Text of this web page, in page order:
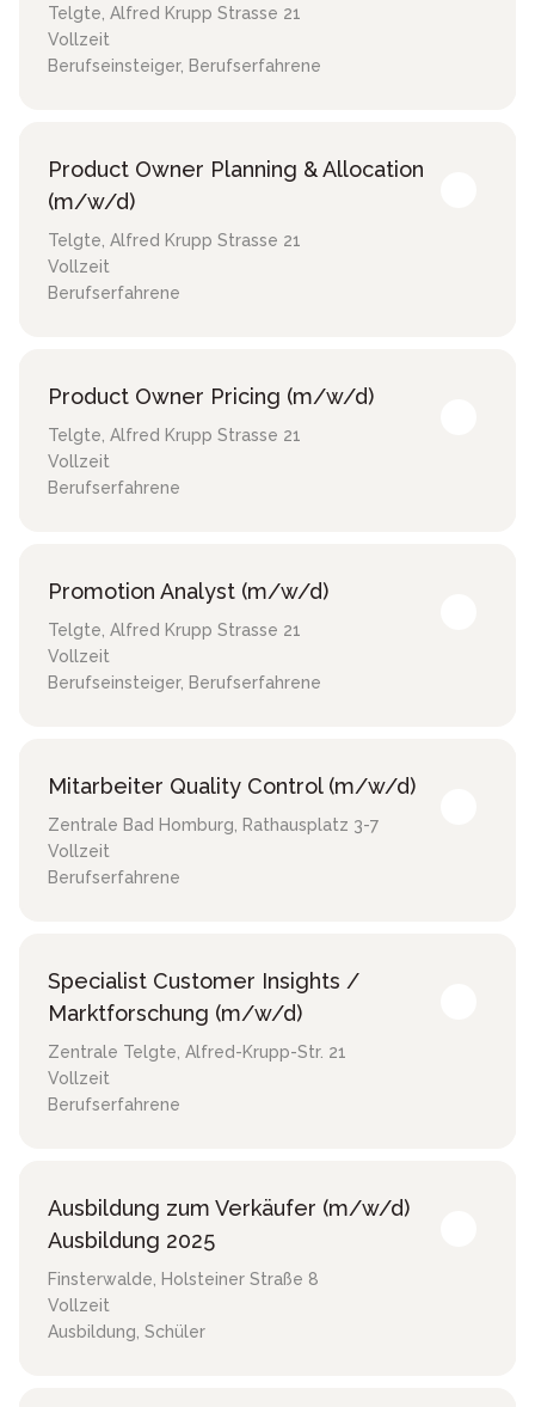
Telgte, Alfred Krupp Strasse 21
Vollzeit
Berufseinsteiger, Berufserfahrene
Product Owner Planning & Allocation
(m/w/d)
Telgte, Alfred Krupp Strasse 21
Vollzeit
Berufserfahrene
Product Owner Pricing (m/w/d)
Telgte, Alfred Krupp Strasse 21
Vollzeit
Berufserfahrene
Promotion Analyst (m/w/d)
Telgte, Alfred Krupp Strasse 21
Vollzeit
Berufseinsteiger, Berufserfahrene
Mitarbeiter Quality Control (m/w/d)
Zentrale Bad Homburg, Rathausplatz 3-7
Vollzeit
Berufserfahrene
Specialist Customer Insights /
Marktforschung (m/w/d)
Zentrale Telgte, Alfred-Krupp-Str. 21
Vollzeit
Berufserfahrene
Ausbildung zum Verkäufer (m/w/d)
Ausbildung 2025
Finsterwalde, Holsteiner Straße 8
Vollzeit
Ausbildung, Schüler